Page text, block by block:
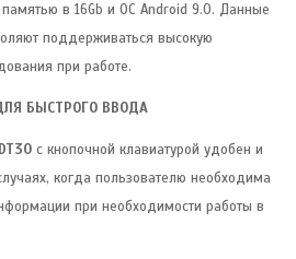
в 16Gb и ОС Android 9.0. Данные
поддерживаться высокую
при работе.
БЫСТРОГО ВВОДА
с кнопочной клавиатурой удобен и
когда пользователю необходима
при необходимости работы в